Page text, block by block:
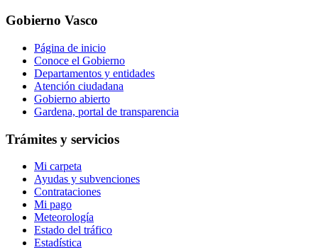
Gobierno Vasco
Página de inicio
Conoce el Gobierno
Departamentos y entidades
Atención ciudadana
Gobierno abierto
Gardena, portal de transparencia
Trámites y servicios
Mi carpeta
Ayudas y subvenciones
Contrataciones
Mi pago
Meteorología
Estado del tráfico
Estadística